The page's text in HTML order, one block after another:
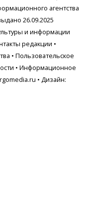
агентства
26.09.2025
и информации
редакции •
• Пользовательское
• Информационное
• Дизайн: